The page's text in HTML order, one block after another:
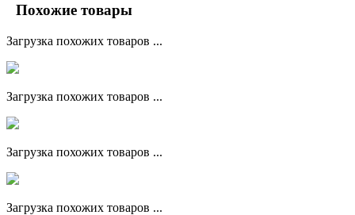
Похожие товары
Загрузка похожих товаров ...
Загрузка похожих товаров ...
Загрузка похожих товаров ...
Загрузка похожих товаров ...